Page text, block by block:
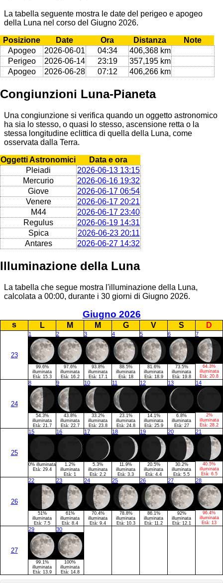
La tabella seguente mostra le date del perigeo e apogeo
della Luna nel corso del Giugno 2026.
Posizione Date Ora Distanza
Note
Apogeo
2026-06-01 04:34
406,368 km
Perigeo
2026-06-14 23:19
357,195 km
Apogeo
2026-06-28 07:12 406,266 km
Congiunzioni Luna-Pianeta
Una congiunzione si verifica quando un oggetto astronomico
ha sia lo stesso, o quasi lo stesso, ascensione retta o la
stessa longitudine eclittica di quella della Luna, come
osservata dalla Terra.
Oggetti Astronomici
Data e ora
Pleiadi
2026-06-13 13:15
Mercurio
2026-06-16 19:32
Giove
2026-06-17 06:54
Venere
2026-06-17 20:21
M44
2026-06-17 23:40
Regulus
2026-06-19 14:31
Spica
2026-06-23 20:11
Antares
2026-06-27 14:32
Illuminazione della Luna
La tabella che segue mostra l'illuminazione della Luna,
calcolata a 00:00, durante i 30 giorni di Giugno 2026.
Giugno 2026
s L M M G V S D
23
1
99.6%
illuminata
Età: 15.3
2
97.6%
illuminata
Età: 16.2
3
93.8%
illuminata
Età: 17.1
4
88.5%
illuminata
Età: 18
5
81.6%
illuminata
Età: 18.9
6
73.5%
illuminata
Età: 19.8
7
64.3%
illuminata
Età: 20.8
24
8
54.3%
illuminata
Età: 21.7
9
43.8%
illuminata
Età: 22.7
10
33.2%
illuminata
Età: 23.8
11
23.1%
illuminata
Età: 24.8
12
14.1%
illuminata
Età: 25.9
13
6.8%
illuminata
Età: 27
14
2%
illuminata
Età: 28.2
25
15
0% illuminata
Età: 29.4
16
1.2%
illuminata
Età: 1
17
5.3%
illuminata
Età: 2.2
18
11.9%
illuminata
Età: 3.3
19
20.5%
illuminata
Età: 4.4
20
30.2%
illuminata
Età: 5.5
21
40.5%
illuminata
Età: 6.5
26
22
51%
illuminata
Età: 7.5
23
61%
illuminata
Età: 8.4
24
70.4%
illuminata
Età: 9.4
25
78.8%
illuminata
Età: 10.3
26
86.1%
illuminata
Età: 11.2
27
92%
illuminata
Età: 12.1
28
96.4%
illuminata
Età: 13
27
29
99.1%
illuminata
Età: 13.9
30
100%
illuminata
Età: 14.8